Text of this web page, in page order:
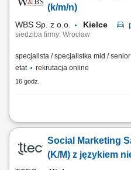
współpracy z obecnymi
(k/m/n)
WBS Sp. z o.o. Kielce
siedziba firmy: Wrocław
specjalista / specjalistka mid / senior
etat
rekrutacja online
16 godz.
Opis stanowiska pracy/zadania:
i rozwijanie sieci partnerów.
klientami oraz zapewnianie im
negocjacji handlowych oraz
Social Marketing
(K/M) z językiem